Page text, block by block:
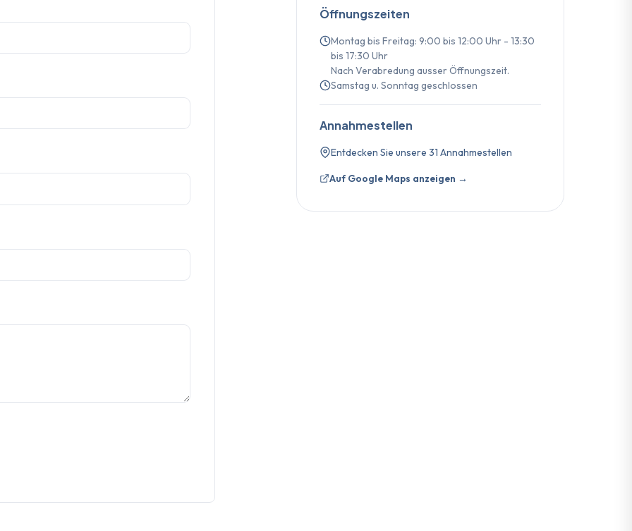
Öffnungszeiten
Montag bis Freitag: 9:00 bis 12:00 Uhr - 13:30
bis 17:30 Uhr
Nach Verabredung ausser Öffnungszeit.
Samstag u. Sonntag geschlossen
Annahmestellen
Entdecken Sie unsere 31 Annahmestellen
Auf Google Maps anzeigen →